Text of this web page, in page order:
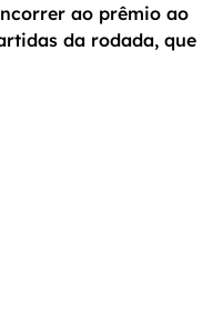
ao prêmio ao
da rodada, que